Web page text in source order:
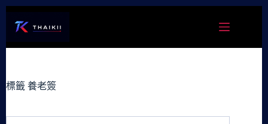
容
標籤 養老簽